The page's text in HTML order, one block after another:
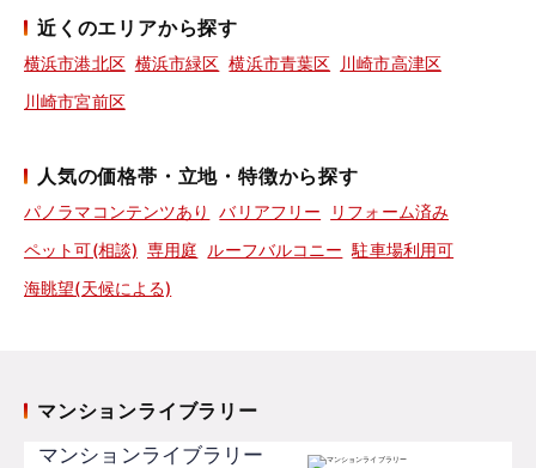
近くのエリアから探す
横浜市港北区 横浜市緑区 横浜市青葉区
川崎市高津区
川崎市宮前区
人気の価格帯・立地・特徴から探す
パノラマコンテンツあり バリアフリー
リフォーム済み
ペット可(相談) 専用庭 ルーフバルコニー 駐車場利用可
海眺望(天候による)
マンションライブラリー
マンションライブラリー